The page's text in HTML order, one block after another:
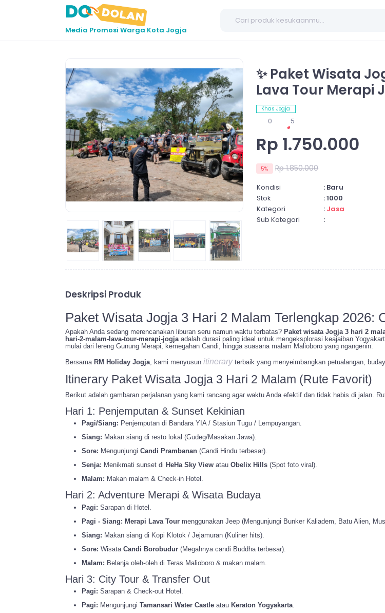
Media Promosi Warga Kota Jogja
✨ Paket Wisata
Lava Tour Merapi
Khas Jogja
0 5
Rp 1.750.000
5% Rp 1.850.000
Kondisi
: Baru
Stok
: 1000
Kategori
: Jasa
Sub Kategori
:
Deskripsi Produk
Paket Wisata Jogja 3 Hari 2 Malam Terlengkap 2026:
Apakah Anda sedang merencanakan liburan seru namun waktu terbatas? Paket wisata Jogja 3 hari 2
hari-2-malam-lava-tour-merapi-jogjaadalah durasi paling ideal untuk mengeksplorasi keajaiban
mulai dari lereng Gunung Merapi, kemegahan Candi, hingga suasana malam Malioboro yang ngangenin.
Bersama RM Holiday Jogja, kami menyusun itineraryterbaik yang menyeimbangkan petualangan,
Itinerary Paket Wisata Jogja 3 Hari 2 Malam (Rute Favorit)
Berikut adalah gambaran perjalanan yang kami rancang agar waktu Anda efektif dan tidak habis di jalan.
Hari 1: Penjemputan & Sunset Kekinian
Pagi/Siang: Penjemputan di Bandara YIA / Stasiun Tugu / Lempuyangan.
Siang: Makan siang di resto lokal (Gudeg/Masakan Jawa).
Sore: Mengunjungi Candi Prambanan (Candi Hindu terbesar).
Senja: Menikmati sunset di HeHa Sky View atau Obelix Hills (Spot foto viral).
Malam: Makan malam & Check-in Hotel.
Hari 2: Adventure Merapi & Wisata Budaya
Pagi: Sarapan di Hotel.
Pagi - Siang: Merapi Lava Tour menggunakan Jeep (Mengunjungi Bunker Kaliadem, Batu Alien,
Siang: Makan siang di Kopi Klotok / Jejamuran (Kuliner hits).
Sore: Wisata Candi Borobudur (Megahnya candi Buddha terbesar).
Malam: Belanja oleh-oleh di Teras Malioboro & makan malam.
Hari 3: City Tour & Transfer Out
Pagi: Sarapan & Check-out Hotel.
Pagi: Mengunjungi Tamansari Water Castle atau Keraton Yogyakarta.